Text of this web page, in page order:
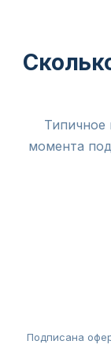
Типичное
момента
Подписана